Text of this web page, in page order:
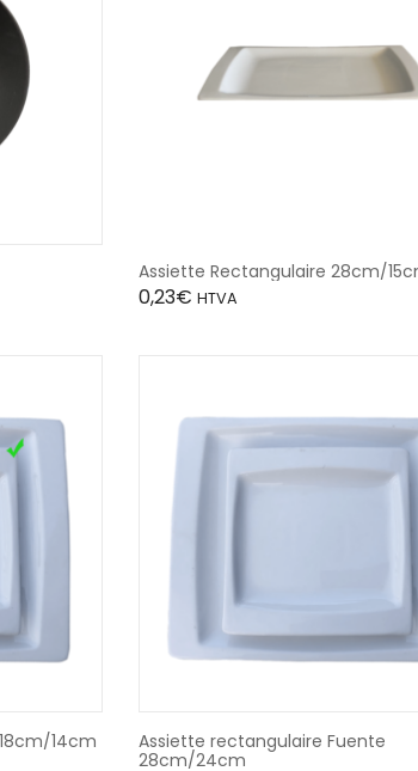
Assiette Rectangulaire 28cm/
0,23€ HTVA
14cm
Assiette rectangulaire Fuente
28cm/24cm